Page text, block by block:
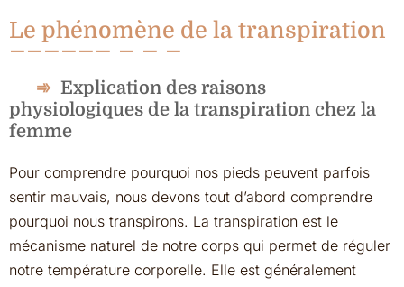
Le phénomène de la transpiration
Explication des raisons
physiologiques de la transpiration chez la
femme
Pour comprendre pourquoi nos pieds peuvent parfois
sentir mauvais, nous devons tout d’abord comprendre
pourquoi nous transpirons. La transpiration est le
mécanisme naturel de notre corps qui permet de réguler
notre température corporelle. Elle est généralement